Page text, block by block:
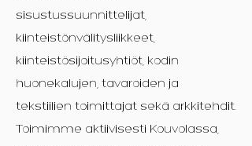
sisustussuunnittelijat,
kiinteistönvälitysliikkeet,
kiinteistösijoitusyhtiöt, kodin
huonekalujen, tavaroiden ja
tekstiilien toimittajat sekä arkkitehdit.
Toimimme aktiivisesti Kouvolassa,